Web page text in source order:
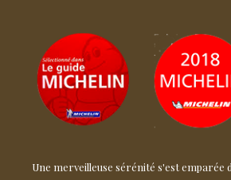
Une merveilleuse sérénité s'est emparée